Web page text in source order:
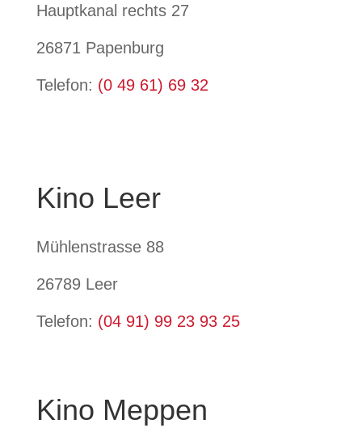
Hauptkanal rechts 27
26871 Papenburg
Telefon: (0 49 61) 69 32
Kino Leer
Mühlenstrasse 88
26789 Leer
Telefon: (04 91) 99 23 93 25
Kino Meppen